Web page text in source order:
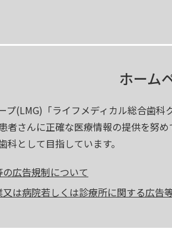
ホーム
プ(LMG)「ライフメディカル総合歯
者さんに正確な医療情報の提供を努
として目指しています。
広告規制について
は病院若しくは診療所に関する広告